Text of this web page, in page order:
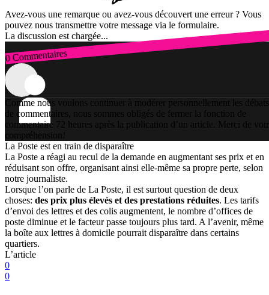
Avez-vous une remarque ou avez-vous découvert une erreur ? Vous
pouvez nous transmettre votre message via le formulaire.
La discussion est chargée...
0 Commentaires
Connexion
Comme nous voulons continuer à modérer personnellement les débats
de commentaires, nous sommes obligés de fermer la fonction de
commentaire 72 heures après la publication d’un article. Merci de
compréhension!
La Poste est en train de disparaître
La Poste a réagi au recul de la demande en augmentant ses prix et en
réduisant son offre, organisant ainsi elle-même sa propre perte, selon
notre journaliste.
Lorsque l’on parle de La Poste, il est surtout question de deux
choses: des prix plus élevés et des prestations réduites. Les tarifs
d’envoi des lettres et des colis augmentent, le nombre d’offices de
poste diminue et le facteur passe toujours plus tard. A l’avenir, même
la boîte aux lettres à domicile pourrait disparaître dans certains
quartiers.
L’article
0
0